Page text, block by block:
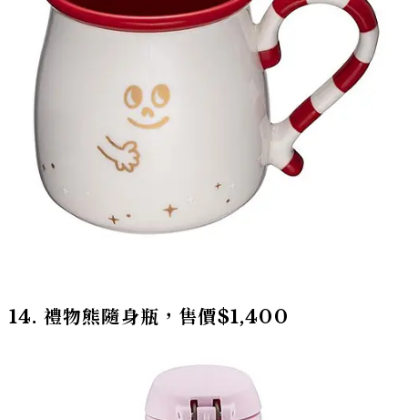
14. 禮物熊隨身瓶，售價$1,400